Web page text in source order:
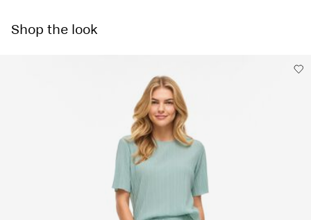
Nesušit v sušičce
Pick up at Service Point (Packeta)
Možnosti doručení
Shop the look